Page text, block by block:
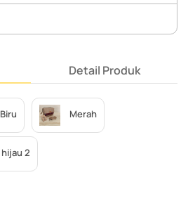
Detail Produk
Biru Merah
hijau 2